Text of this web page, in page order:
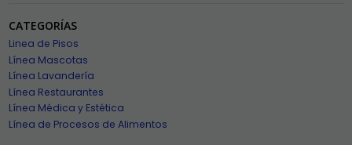
CATEGORÍAS
Linea de Pisos
Línea Mascotas
Línea Lavandería
Línea Restaurantes
Línea Médica y Estética
Línea de Procesos de Alimentos